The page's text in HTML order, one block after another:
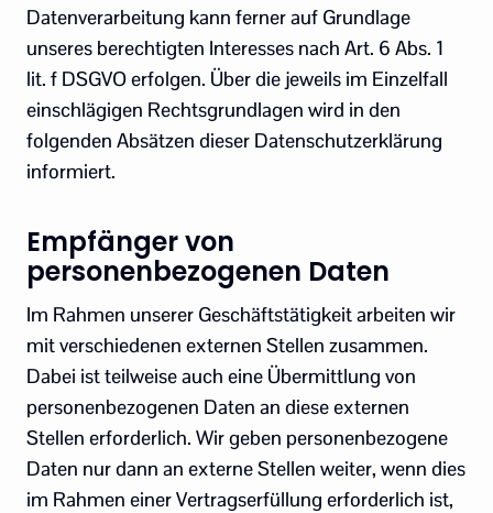
Datenverarbeitung kann ferner auf Grundlage
unseres berechtigten Interesses nach Art. 6 Abs. 1
lit. f DSGVO erfolgen. Über die jeweils im Einzelfall
einschlägigen Rechtsgrundlagen wird in den
folgenden Absätzen dieser Datenschutzerklärung
informiert.
Empfänger von
personenbezogenen Daten
Im Rahmen unserer Geschäftstätigkeit arbeiten wir
mit verschiedenen externen Stellen zusammen.
Dabei ist teilweise auch eine Übermittlung von
personenbezogenen Daten an diese externen
Stellen erforderlich. Wir geben personenbezogene
Daten nur dann an externe Stellen weiter, wenn dies
im Rahmen einer Vertragserfüllung erforderlich ist,